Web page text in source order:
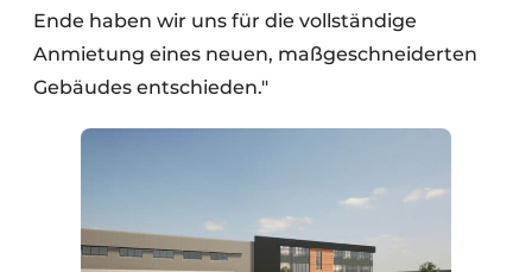
Ende haben wir uns für die vollständige
Anmietung eines neuen, maßgeschneiderten
Gebäudes entschieden."